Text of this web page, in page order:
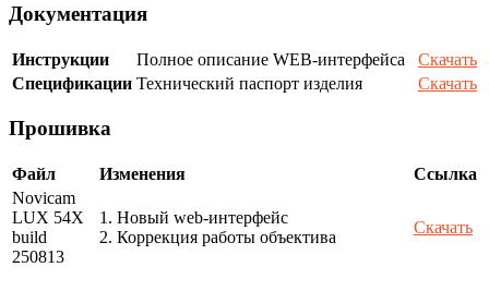
Документация
Инструкции Полное описание WEB-интерфейса
Скачать
Спецификации Технический паспорт изделия Скачать
Прошивка
Файл Изменения
Ссылка
Novicam
LUX 54X
build
250813
1. Новый web-интерфейс
2. Коррекция работы объектива
Скачать